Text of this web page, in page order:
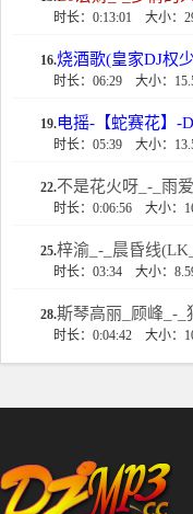
时长：0:13:01 大小：
16.烧酒歌(皇家DJ权
时长：06:29 大小：
19.电摇-【蛇赛花】-
时长：05:39 大小：
22.不是花火呀_-_雨
时长：0:06:56 大小：
25.梓渝_-_晨昏线
时长：03:34 大小：
28.斯琴高丽_顾峰_-_
时长：0:04:42 大小：